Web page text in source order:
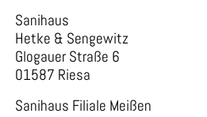
Sanihaus
Hetke & Sengewitz
Glogauer Straße 6
01587 Riesa
Sanihaus Filiale Meißen